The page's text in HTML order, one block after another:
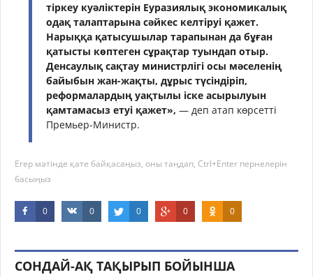
тіркеу куәліктерін Еуразиялық экономикалық
одақ талаптарына сәйкес келтіруі қажет.
Нарыққа қатысушылар тарапынан да бұған
қатысты көптеген сұрақтар туындап отыр.
Денсаулық сақтау министрлігі осы мәселенің
байыбын жан-жақты, дұрыс түсіндіріп,
реформалардың уақтылы іске асырылуын
қамтамасыз етуі қажет», — деп атап көрсетті
Премьер-Министр.
Егер мәтінде қате байқасаңыз, оны таңдап, Ctrl+Enter пернелерін
басыңыз
0 0 0 0 0
СОНДАЙ-АҚ ТАҚЫРЫП БОЙЫНША